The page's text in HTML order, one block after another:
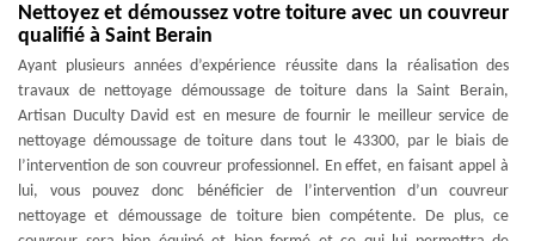
Nettoyez et démoussez votre toiture avec un couvreur
qualifié à Saint Berain
Ayant plusieurs années d’expérience réussite dans la réalisation des
travaux de nettoyage démoussage de toiture dans la Saint Berain,
Artisan Duculty David est en mesure de fournir le meilleur service de
nettoyage démoussage de toiture dans tout le 43300, par le biais de
l’intervention de son couvreur professionnel. En effet, en faisant appel à
lui, vous pouvez donc bénéficier de l’intervention d’un couvreur
nettoyage et démoussage de toiture bien compétente. De plus, ce